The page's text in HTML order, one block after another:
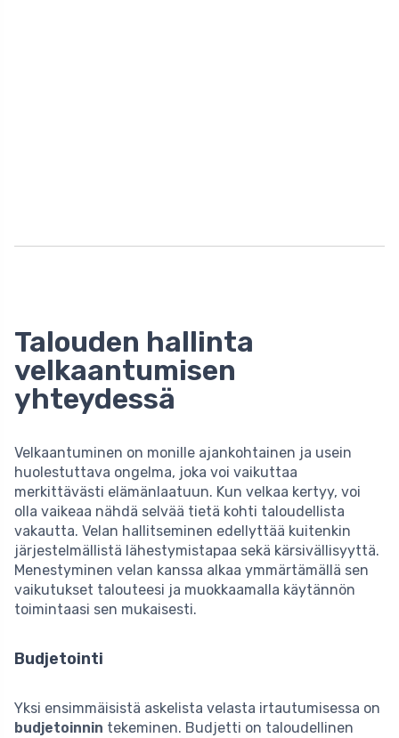
Talouden hallinta
velkaantumisen
yhteydessä
Velkaantuminen on monille ajankohtainen ja usein
huolestuttava ongelma, joka voi vaikuttaa
merkittävästi elämänlaatuun. Kun velkaa kertyy, voi
olla vaikeaa nähdä selvää tietä kohti taloudellista
vakautta. Velan hallitseminen edellyttää kuitenkin
järjestelmällistä lähestymistapaa sekä kärsivällisyyttä.
Menestyminen velan kanssa alkaa ymmärtämällä sen
vaikutukset talouteesi ja muokkaamalla käytännön
toimintaasi sen mukaisesti.
Budjetointi
Yksi ensimmäisistä askelista velasta irtautumisessa on
budjetoinnin tekeminen. Budjetti on taloudellinen